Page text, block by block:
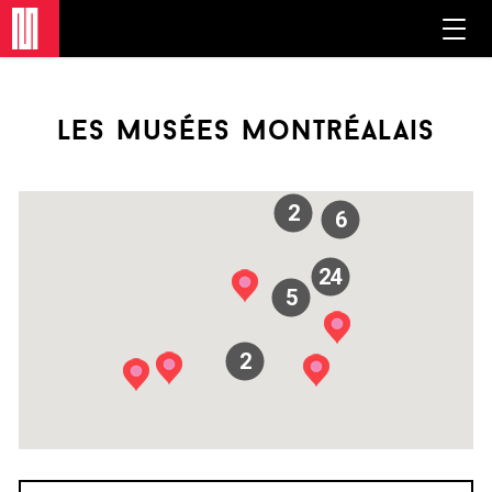
les musées montréalais
24
6
5
2
2